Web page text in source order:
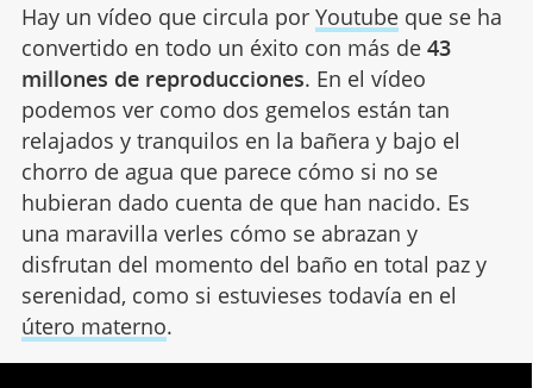
Hay un vídeo que circula por Youtubeque se ha
convertido en todo un éxito con más de 43
millones de reproducciones. En el vídeo
podemos ver como dos gemelos están tan
relajados y tranquilos en la bañera y bajo el
chorro de agua que parece cómo si no se
hubieran dado cuenta de que han nacido. Es
una maravilla verles cómo se abrazan y
disfrutan del momento del baño en total paz y
serenidad, como si estuvieses todavía en el
útero materno.